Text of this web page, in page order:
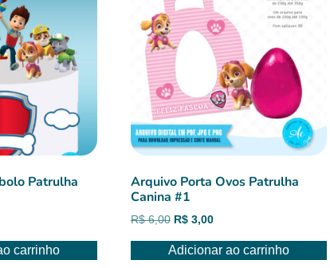
Patrulha
carrinho
Arquivo Porta Ovos Patrulha
Canina #1
R$6,00 O
original
R$3,00O
atual
Adicionar ao carrinho